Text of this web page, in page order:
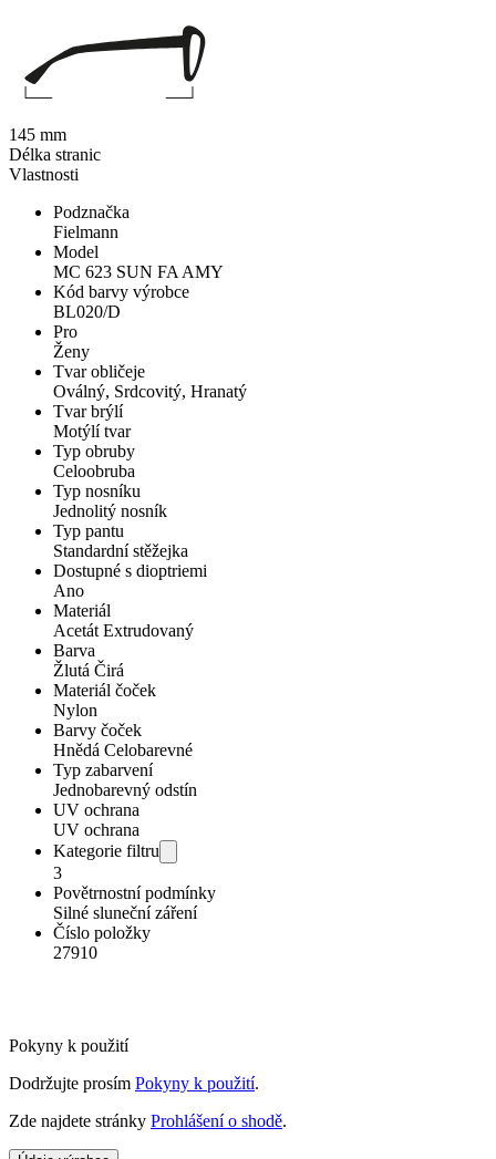
Vlastnosti
Podznačka
Fielmann
Model
MC 623 SUN FA AMY
Kód barvy výrobce
BL020/D
Pro
Ženy
Tvar obličeje
Oválný, Srdcovitý, Hranatý
Tvar brýlí
Motýlí tvar
Typ obruby
Celoobruba
Typ nosníku
Jednolitý nosník
Typ pantu
Standardní stěžejka
Dostupné s dioptriemi
Ano
Materiál
Acetát Extrudovaný
Barva
Žlutá Čirá
Materiál čoček
Nylon
Barvy čoček
Hnědá Celobarevné
Typ zabarvení
Jednobarevný odstín
UV ochrana
UV ochrana
Kategorie filtru
3
Povětrnostní podmínky
Silné sluneční záření
Číslo položky
27910
Pokyny k použití
Dodržujte prosím Pokyny k použití.
Zde najdete stránky Prohlášení o shodě.
145 mm
Délka stranic